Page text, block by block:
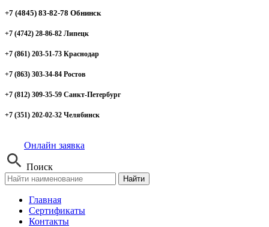
+7 (4845) 83-82-78 Обнинск
+7 (4742) 28-86-82 Липецк
+7 (861) 203-51-73 Краснодар
+7 (863) 303-34-84 Ростов
+7 (812) 309-35-59 Санкт-Петербург
+7 (351) 202-02-32 Челябинск
Онлайн заявка
Поиск
Найти
Главная
Сертификаты
Контакты